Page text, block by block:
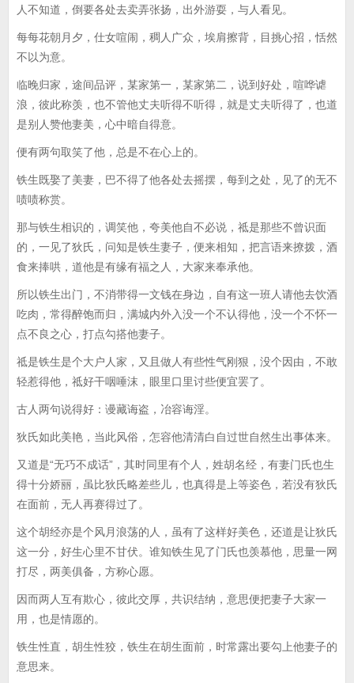
人不知道，倒要各处去卖弄张扬，出外游耍，与人看见。
每每花朝月夕，仕女喧闹，稠人广众，埃肩擦背，目挑心招，恬然
不以为意。
临晚归家，途间品评，某家第一，某家第二，说到好处，喧哗谑
浪，彼此称羡，也不管他丈夫听得不听得，就是丈夫听得了，也道
是别人赞他妻美，心中暗自得意。
便有两句取笑了他，总是不在心上的。
铁生既娶了美妻，巴不得了他各处去摇摆，每到之处，见了的无不
啧啧称赏。
那与铁生相识的，调笑他，夸美他自不必说，祗是那些不曾识面
的，一见了狄氏，问知是铁生妻子，便来相知，把言语来撩拨，酒
食来捧哄，道他是有缘有福之人，大家来奉承他。
所以铁生出门，不消带得一文钱在身边，自有这一班人请他去饮酒
吃肉，常得醉饱而归，满城内外入没一个不认得他，没一个不怀一
点不良之心，打点勾搭他妻子。
祗是铁生是个大户人家，又且做人有些性气刚狠，没个因由，不敢
轻惹得他，祗好干咽唾沫，眼里口里讨些便宜罢了。
古人两句说得好：谩藏诲盗，冶容诲淫。
狄氏如此美艳，当此风俗，怎容他清清白自过世自然生出事体来。
又道是“无巧不成话”，其时同里有个人，姓胡名经，有妻门氏也生
得十分娇丽，虽比狄氏略差些儿，也真得是上等姿色，若没有狄氏
在面前，无人再赛得过了。
这个胡经亦是个风月浪荡的人，虽有了这样好美色，还道是让狄氏
这一分，好生心里不甘伏。谁知铁生见了门氏也羡慕他，思量一网
打尽，两美俱备，方称心愿。
因而两人互有欺心，彼此交厚，共识结纳，意思便把妻子大家一
用，也是情愿的。
铁生性直，胡生性狡，铁生在胡生面前，时常露出要勾上他妻子的
意思来。